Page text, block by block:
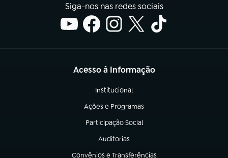
Siga-nos nas redes sociais
Acesso à Informação
Institucional
(abre em nova aba)
Ações e Programas
(abre em nova aba)
Participação Social
(abre em nova aba)
Auditorias
(abre em nova aba)
Convênios e Transferências